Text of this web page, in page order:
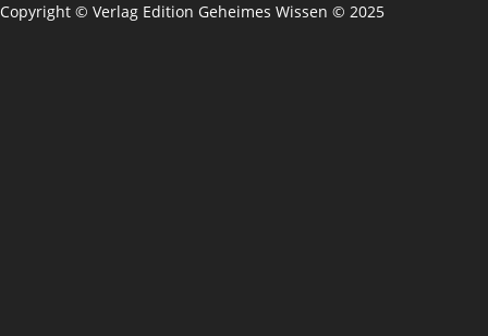
Copyright © Verlag Edition Geheimes Wissen © 2025